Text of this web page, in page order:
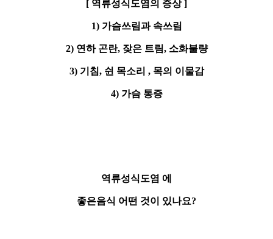
[ 역류성식도염의 증상 ]
1) 가슴쓰림과 속쓰림
2) 연하 곤란, 잦은 트림, 소화불량
3) 기침, 쉰 목소리 , 목의 이물감
4) 가슴 통증
역류성식도염 에
좋은음식 어떤 것이 있나요?